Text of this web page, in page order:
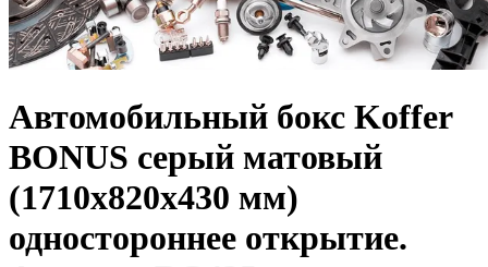
Автомобильный бокс Koffer
BONUS серый матовый
(1710x820x430 мм)
одностороннее открытие.